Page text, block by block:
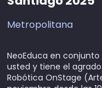
Metropolitana
NeoEduca en
usted y tiene el
Robótica OnStage